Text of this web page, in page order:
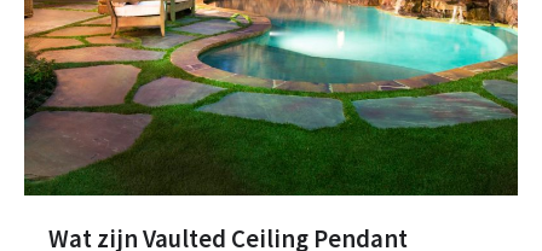
Wat zijn Vaulted Ceiling Pendant